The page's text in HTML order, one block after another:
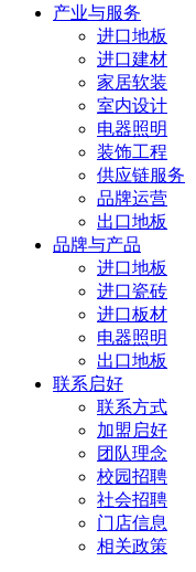
产业与服务
进口地板
进口建材
家居软装
室内设计
电器照明
装饰工程
供应链服务
品牌运营
出口地板
品牌与产品
进口地板
进口瓷砖
进口板材
电器照明
出口地板
联系启好
联系方式
加盟启好
团队理念
校园招聘
社会招聘
门店信息
相关政策